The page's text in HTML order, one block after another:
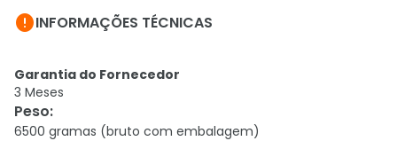
INFORMAÇÕES TÉCNICAS
Garantia do Fornecedor
3 Meses
Peso:
6500 gramas (bruto com embalagem)